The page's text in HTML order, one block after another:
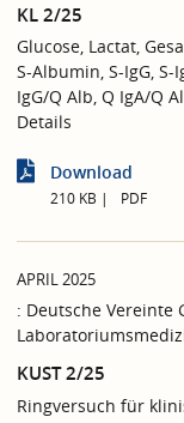
KL 2/25
Glucose, Lactat,
S-Albumin, S-IgG, S-
IgG/Q Alb, Q IgA/Q
Details
Download
210 KB PDF
APRIL 2025
: Deutsche Vereinte
KUST 2/25
Ringversuch für